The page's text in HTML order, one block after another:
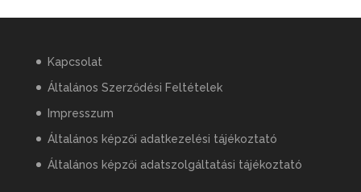
Kapcsolat
Általános Szerződési Feltételek
Impresszum
Általános képzői adatkezelési tájékoztató
Általános képzői adatszolgáltatási tájékoztató